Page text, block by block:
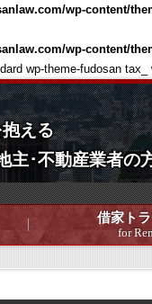
wp-content/
wp-content/
wp-theme-fudosan
える
主･不動産業者の
借家ト
for